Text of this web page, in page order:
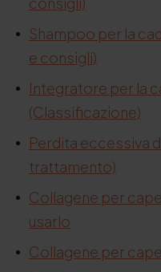
Shampoo per la
e consigli)
Integratore per la
(Classificazione)
Perdita eccessiva
trattamento)
Collagene per
usarlo
Collagene per